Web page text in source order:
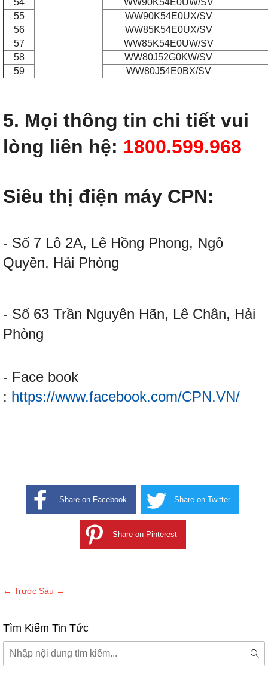
54
WW90K54E0UW/SV
55
WW90K54E0UX/SV
56
WW85K54E0UX/SV
57
WW85K54E0UW/SV
58
WW80J52G0KW/SV
59
WW80J54E0BX/SV
5. Mọi thông tin chi tiết vui
lòng liên hệ: 1800.599.968
Siêu thị điện máy CPN:
- Số 7 Lô 2A, Lê Hồng Phong, Ngô
Quyền, Hải Phòng
- Số 63 Trần Nguyên Hãn, Lê Chân, Hải
Phòng
- Face book
: https://www.facebook.com/CPN.VN/
Share on Facebook Share on Twitter
Share on Pinterest
← Trước Sau →
Tìm Kiếm Tin Tức
kiếm